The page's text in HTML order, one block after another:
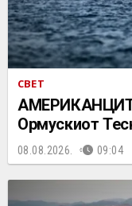
СВЕТ
Ормускиот
08.08.2026. 09:04